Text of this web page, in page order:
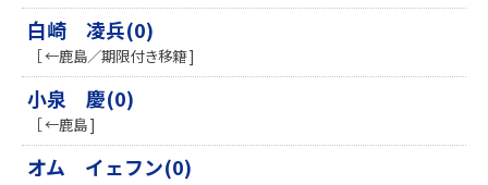
白崎 凌兵(0)
［ ←鹿島／期限付き移籍 ]
小泉 慶(0)
［ ←鹿島 ]
オム イェフン(0)